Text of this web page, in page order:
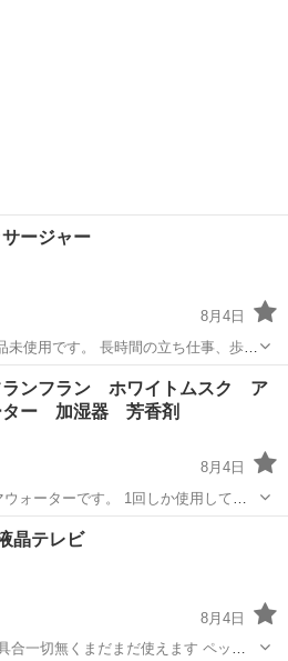
ージャー
8月4日
間の立ち仕事、歩き
しのデスクワーク。 お仕事終わりは
癒してあげましょう♪ 電池式で足を
...
パンパン
ランフラン ホワイトムスク ア
ター 加湿器 芳香剤
8月4日
ォーターです。 1回しか使用してい
倍に薄めて使用 購入時期
調家電 アロマウォーター
晶テレビ
8月4日
一切無くまだまだ使えます ペッ